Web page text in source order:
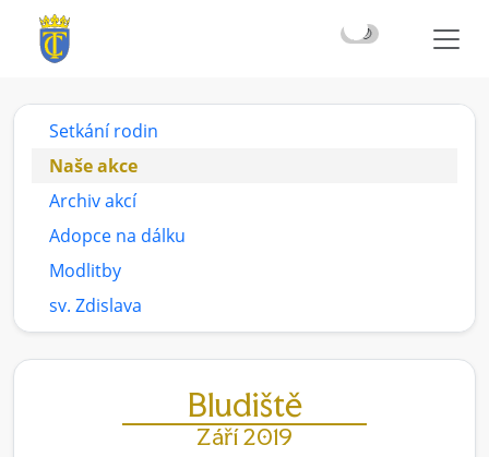
☀️ 🌙
Setkání rodin
Naše akce
Archiv akcí
Adopce na dálku
Modlitby
sv. Zdislava
Bludiště
Září 2019